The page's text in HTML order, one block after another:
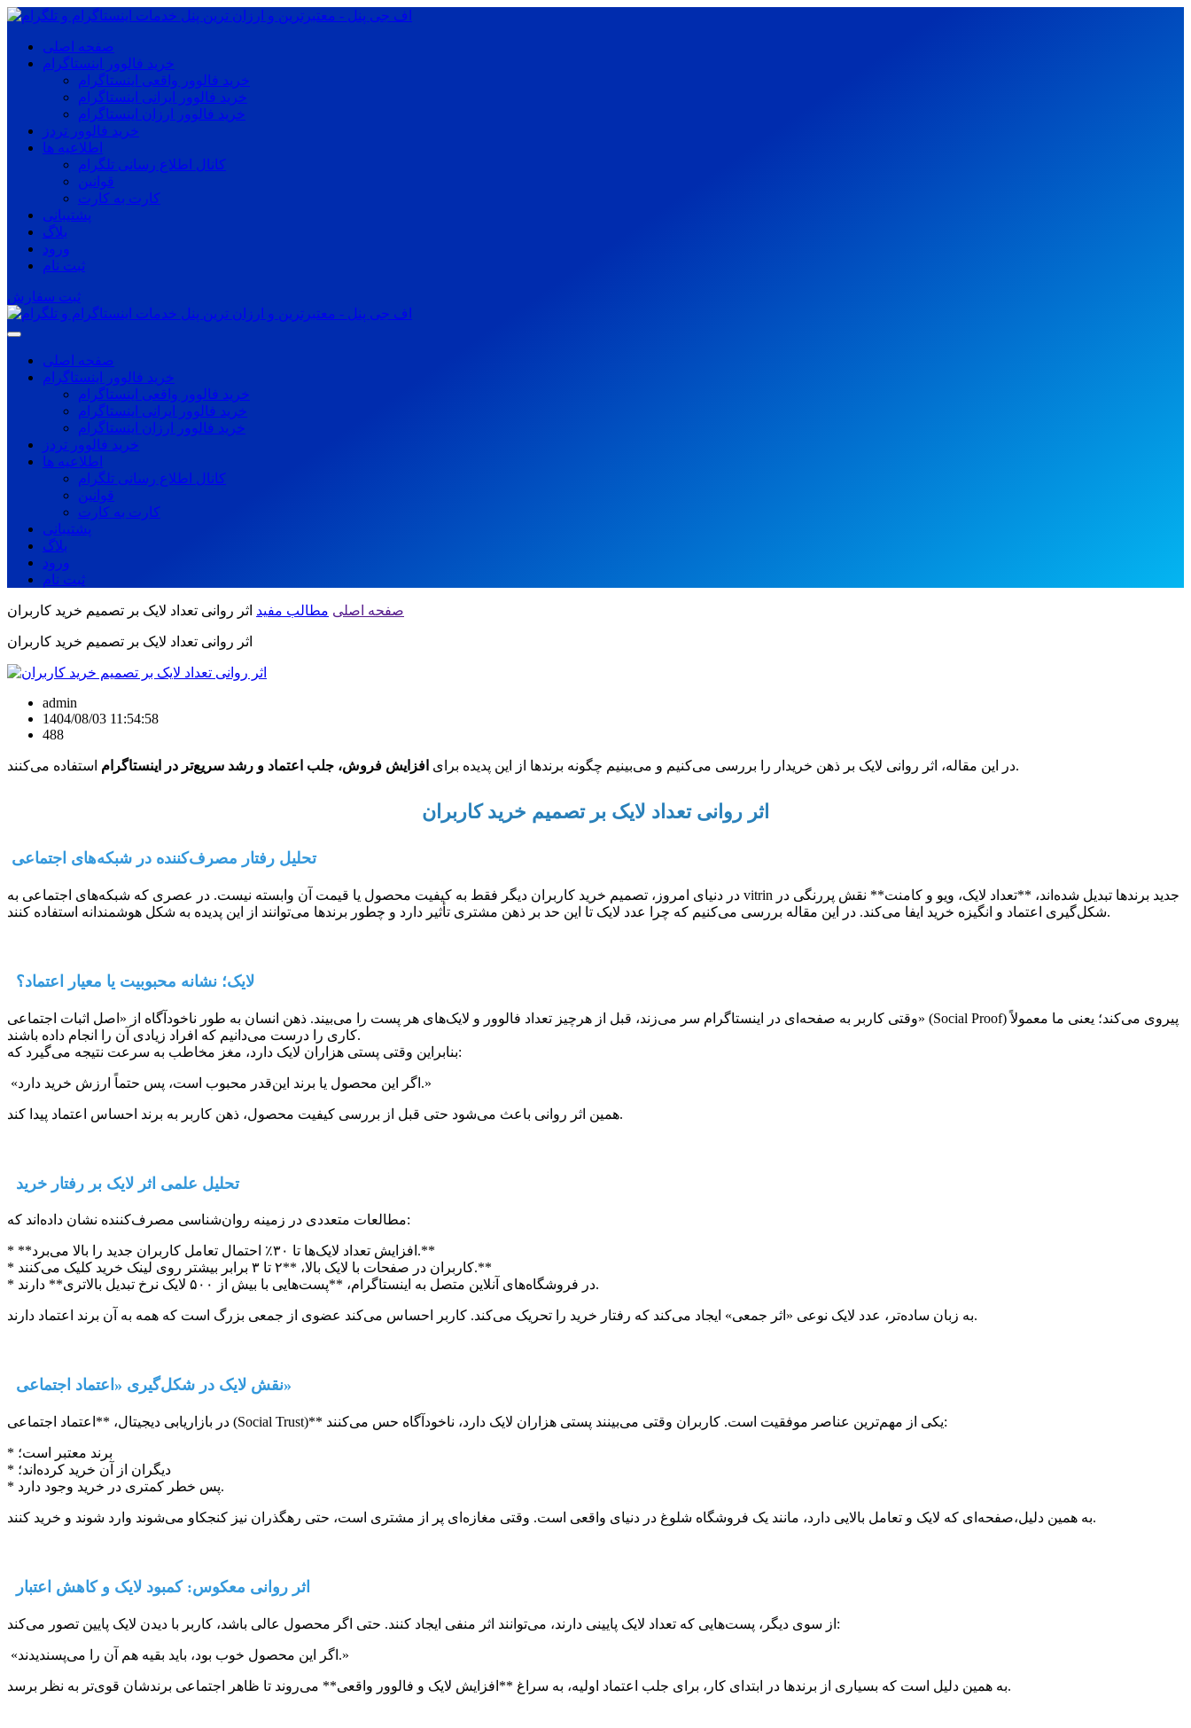
صفحه اصلی
خرید فالوور اینستاگرام
خرید فالوور واقعی اینستاگرام
خرید فالوور ایرانی اینستاگرام
خرید فالوور ارزان اینستاگرام
خرید فالوور تردز
اطلاعیه ها
کانال اطلاع رسانی تلگرام
قوانین
کارت به کارت
پشتیبانی
بلاگ
ورود
ثبت نام
ثبت سفارش
صفحه اصلی
خرید فالوور اینستاگرام
خرید فالوور واقعی اینستاگرام
خرید فالوور ایرانی اینستاگرام
خرید فالوور ارزان اینستاگرام
خرید فالوور تردز
اطلاعیه ها
کانال اطلاع رسانی تلگرام
قوانین
کارت به کارت
پشتیبانی
بلاگ
ورود
ثبت نام
صفحه اصلی مطالب مفید اثر روانی تعداد لایک بر تصمیم خرید کاربران
اثر روانی تعداد لایک بر تصمیم خرید کاربران
admin
1404/08/03 11:54:58
488
در این مقاله، اثر روانی لایک بر ذهن خریدار را بررسی می‌کنیم و می‌بینیم چگونه برندها از این پدیده برای افزایش فروش، جلب اعتماد و رشد سریع‌تر در اینستاگرام استفاده می‌کنند.
اثر روانی تعداد لایک بر تصمیم خرید کاربران
تحلیل رفتار مصرف‌کننده در شبکه‌های اجتماعی
در دنیای امروز، تصمیم خرید کاربران دیگر فقط به کیفیت محصول یا قیمت آن وابسته نیست. در عصری که شبکه‌های اجتماعی به vitrin جدید برندها تبدیل شده‌اند، **تعداد لایک، ویو و کامنت** نقش پررنگی در
شکل‌گیری اعتماد و انگیزه خرید ایفا می‌کند. در این مقاله بررسی می‌کنیم که چرا عدد لایک تا این حد بر ذهن مشتری تأثیر دارد و چطور برندها می‌توانند از این پدیده به شکل هوشمندانه استفاده کنند.
لایک؛ نشانه محبوبیت یا معیار اعتماد؟
وقتی کاربر به صفحه‌ای در اینستاگرام سر می‌زند، قبل از هرچیز تعداد فالوور و لایک‌های هر پست را می‌بیند. ذهن انسان به طور ناخودآگاه از «اصل اثبات اجتماعی» (Social Proof) پیروی می‌کند؛ یعنی ما معمولاً
کاری را درست می‌دانیم که افراد زیادی آن را انجام داده باشند.
بنابراین وقتی پستی هزاران لایک دارد، مغز مخاطب به سرعت نتیجه می‌گیرد که:
«اگر این محصول یا برند این‌قدر محبوب است، پس حتماً ارزش خرید دارد.»
همین اثر روانی باعث می‌شود حتی قبل از بررسی کیفیت محصول، ذهن کاربر به برند احساس اعتماد پیدا کند.
تحلیل علمی اثر لایک بر رفتار خرید
مطالعات متعددی در زمینه روان‌شناسی مصرف‌کننده نشان داده‌اند که:
* **افزایش تعداد لایک‌ها تا ۳۰٪ احتمال تعامل کاربران جدید را بالا می‌برد.**
* کاربران در صفحات با لایک بالا، **۲ تا ۳ برابر بیشتر روی لینک خرید کلیک می‌کنند.**
* در فروشگاه‌های آنلاین متصل به اینستاگرام، **پست‌هایی با بیش از ۵۰۰ لایک نرخ تبدیل بالاتری** دارند.
به زبان ساده‌تر، عدد لایک نوعی «اثر جمعی» ایجاد می‌کند که رفتار خرید را تحریک می‌کند. کاربر احساس می‌کند عضوی از جمعی بزرگ است که همه به آن برند اعتماد دارند.
نقش لایک در شکل‌گیری «اعتماد اجتماعی»
در بازاریابی دیجیتال، **اعتماد اجتماعی (Social Trust)** یکی از مهم‌ترین عناصر موفقیت است. کاربران وقتی می‌بینند پستی هزاران لایک دارد، ناخودآگاه حس می‌کنند:
* برند معتبر است؛
* دیگران از آن خرید کرده‌اند؛
* پس خطر کمتری در خرید وجود دارد.
به همین دلیل،صفحه‌ای که لایک و تعامل بالایی دارد، مانند یک فروشگاه شلوغ در دنیای واقعی است. وقتی مغازه‌ای پر از مشتری است، حتی رهگذران نیز کنجکاو می‌شوند وارد شوند و خرید کنند.
اثر روانی معکوس: کمبود لایک و کاهش اعتبار
از سوی دیگر، پست‌هایی که تعداد لایک پایینی دارند، می‌توانند اثر منفی ایجاد کنند. حتی اگر محصول عالی باشد، کاربر با دیدن لایک پایین تصور می‌کند:
«اگر این محصول خوب بود، باید بقیه هم آن را می‌پسندیدند.»
به همین دلیل است که بسیاری از برندها در ابتدای کار، برای جلب اعتماد اولیه، به سراغ **افزایش لایک و فالوور واقعی** می‌روند تا ظاهر اجتماعی برندشان قوی‌تر به نظر برسد.